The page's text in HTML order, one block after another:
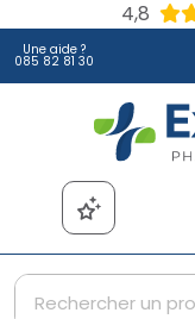
4,8
Une aide ?
085 82 81 30